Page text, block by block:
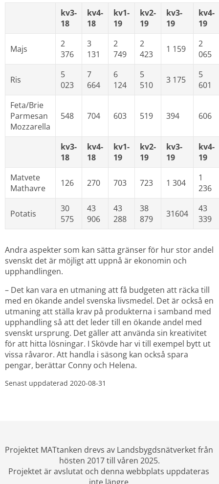
kv3-
18
kv4-
18
kv1-
19
kv2-
19
kv3-
19
kv4-
19
Majs
2
376
3
131
2
749
2
423
1 159
2
065
Ris
5
023
7
664
6
124
5
510
3 175
5
601
Feta/Brie
Parmesan
Mozzarella
548 704 603 519 394 606
kv3-
18
kv4-
18
kv1-
19
kv2-
19
kv3-
19
kv4-
19
Matvete
Mathavre
126 270 703 723 1 304
1
236
Potatis
30
575
43
906
43
288
38
879
31604
43
339
Andra aspekter som kan sätta gränser för hur stor andel
svenskt det är möjligt att uppnå är ekonomin och
upphandlingen.
– Det kan vara en utmaning att få budgeten att räcka till
med en ökande andel svenska livsmedel. Det är också en
utmaning att ställa krav på produkterna i samband med
upphandling så att det leder till en ökande andel med
svenskt ursprung. Det gäller att använda sin kreativitet
för att hitta lösningar. I Skövde har vi till exempel bytt ut
vissa råvaror. Att handla i säsong kan också spara
pengar, berättar Conny och Helena.
Senast uppdaterad 2020-08-31
Projektet MATtanken drevs av Landsbygdsnätverket från
hösten 2017 till våren 2025.
Projektet är avslutat och denna webbplats uppdateras